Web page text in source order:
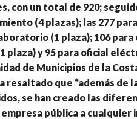
con un total de 920;
(4 plazas); las 277
(1 plaza); 106
plaza) y 95 para oficial
de Municipios de la
resaltado que “además de
se han creado las
pública a cualquier